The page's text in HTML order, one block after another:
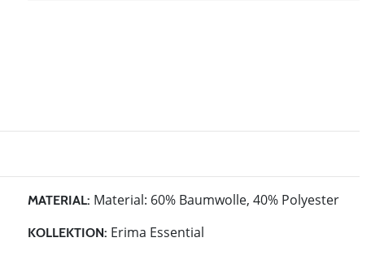
MATERIAL: Material: 60% Baumwolle, 40% Polyester
KOLLEKTION: Erima Essential